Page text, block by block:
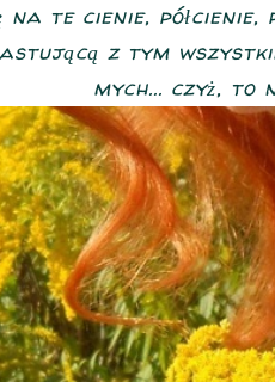
na te cienie,
z tym
mych... czyż, to